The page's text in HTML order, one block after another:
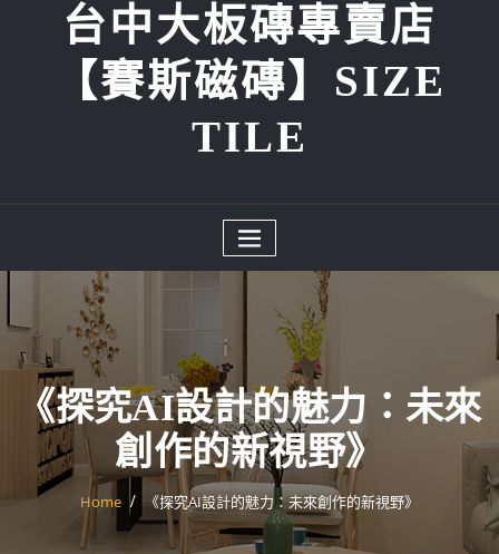
台中大板磚專賣店
【賽斯磁磚】SIZE
TILE
《探究AI設計的魅力：未來
創作的新視野》
Home 《探究AI設計的魅力：未來創作的新視野》